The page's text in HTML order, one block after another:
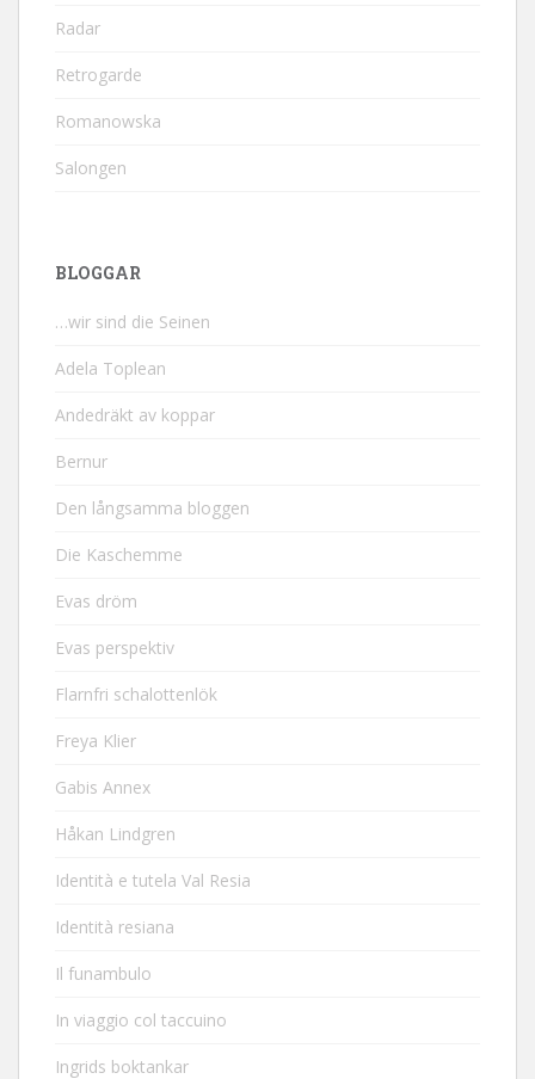
Radar
Retrogarde
Romanowska
Salongen
BLOGGAR
…wir sind die Seinen
Adela Toplean
Andedräkt av koppar
Bernur
Den långsamma bloggen
Die Kaschemme
Evas dröm
Evas perspektiv
Flarnfri schalottenlök
Freya Klier
Gabis Annex
Håkan Lindgren
Identità e tutela Val Resia
Identità resiana
Il funambulo
In viaggio col taccuino
Ingrids boktankar